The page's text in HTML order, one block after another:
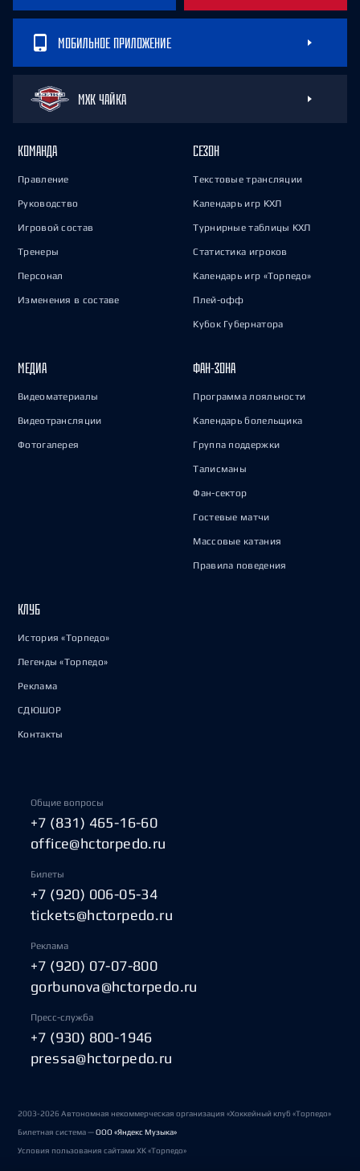
МОБИЛЬНОЕ ПРИЛОЖЕНИЕ
МХК ЧАЙКА
КОМАНДА
Правление
Руководство
Игровой состав
Тренеры
Персонал
Изменения в составе
СЕЗОН
Текстовые трансляции
Календарь игр КХЛ
Турнирные таблицы КХЛ
Статистика игроков
Календарь игр «Торпедо»
Плей-офф
Кубок Губернатора
МЕДИА
Видеоматериалы
Видеотрансляции
Фотогалерея
ФАН-ЗОНА
Программа лояльности
Календарь болельщика
Группа поддержки
Талисманы
Фан-сектор
Гостевые матчи
Массовые катания
Правила поведения
КЛУБ
История «Торпедо»
Легенды «Торпедо»
Реклама
СДЮШОР
Контакты
Общие вопросы
+7 (831) 465-16-60
office@hctorpedo.ru
Билеты
+7 (920) 006-05-34
tickets@hctorpedo.ru
Реклама
+7 (920) 07-07-800
gorbunova@hctorpedo.ru
Пресс-служба
+7 (930) 800-1946
pressa@hctorpedo.ru
2003-2026 Автономная некоммерческая организация «Хоккейный клуб «Торпедо»
Билетная система —ООО «Яндекс Музыка»
Условия пользования сайтами ХК «Торпедо»